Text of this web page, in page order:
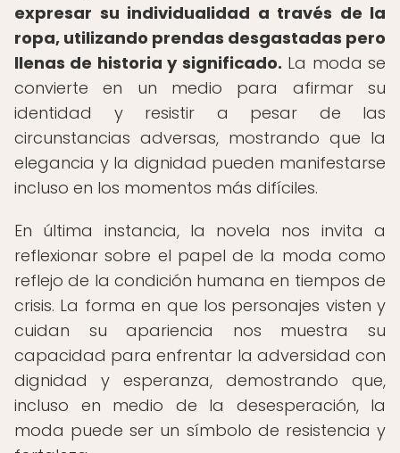
expresar su individualidad a través de la
ropa, utilizando prendas desgastadas pero
llenas de historia y significado. La moda se
convierte en un medio para afirmar su
identidad y resistir a pesar de las
circunstancias adversas, mostrando que la
elegancia y la dignidad pueden manifestarse
incluso en los momentos más difíciles.
En última instancia, la novela nos invita a
reflexionar sobre el papel de la moda como
reflejo de la condición humana en tiempos de
crisis. La forma en que los personajes visten y
cuidan su apariencia nos muestra su
capacidad para enfrentar la adversidad con
dignidad y esperanza, demostrando que,
incluso en medio de la desesperación, la
moda puede ser un símbolo de resistencia y